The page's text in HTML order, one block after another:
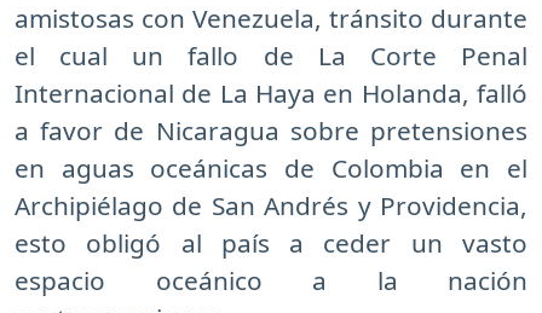
amistosas con Venezuela, tránsito durante
el cual un fallo de La Corte Penal
Internacional de La Haya en Holanda, falló
a favor de Nicaragua sobre pretensiones
en aguas oceánicas de Colombia en el
Archipiélago de San Andrés y Providencia,
esto obligó al país a ceder un vasto
espacio oceánico a la nación